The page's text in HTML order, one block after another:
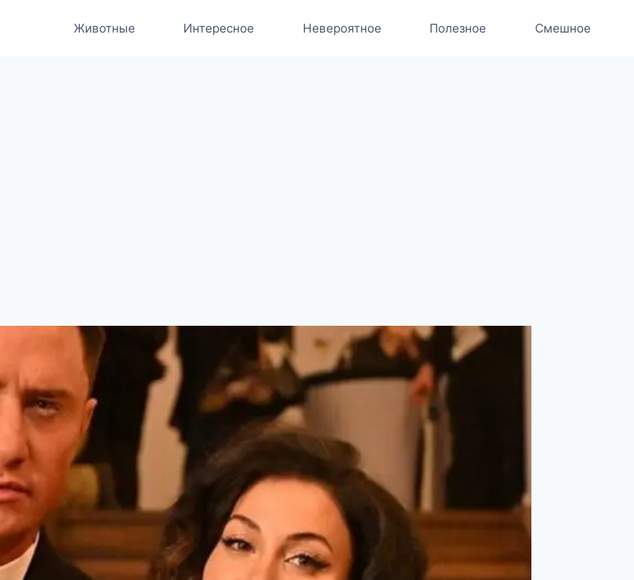
Животные Интересное Невероятное Полезное Смешное